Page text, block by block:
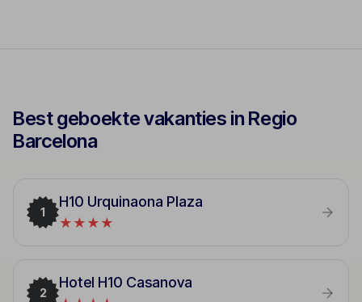
Best geboekte vakanties in Regio
Barcelona
1
H10 Urquinaona Plaza
★★★★
2
Hotel H10 Casanova